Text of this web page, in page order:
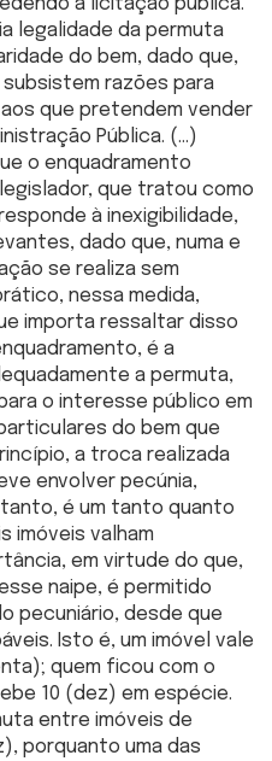
legalidade da permuta
do bem, dado que,
razões para
que pretendem vender
Pública. (…)
o enquadramento
que tratou como
à inexigibilidade,
dado que, numa e
se realiza sem
nessa medida,
importa ressaltar disso
é a
a permuta,
o interesse público em
do bem que
a troca realizada
envolver pecúnia,
é um tanto quanto
imóveis valham
em virtude do que,
naipe, é permitido
pecuniário, desde que
Isto é, um imóvel vale
quem ficou com o
10 (dez) em espécie.
entre imóveis de
porquanto uma das